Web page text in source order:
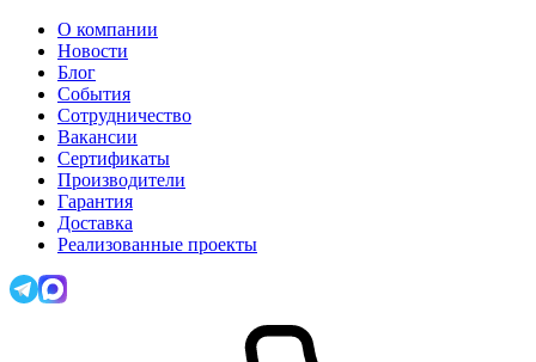
О компании
Новости
Блог
События
Сотрудничество
Вакансии
Сертификаты
Производители
Гарантия
Доставка
Реализованные проекты